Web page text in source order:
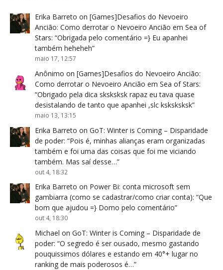
Erika Barreto on [Games]Desafios do Nevoeiro
Ancião: Como derrotar o Nevoeiro Ancião em Sea of
Stars: “Obrigada pelo comentário =} Eu apanhei
também heheheh”
maio 17, 12:57
Anônimo on [Games]Desafios do Nevoeiro Ancião:
Como derrotar o Nevoeiro Ancião em Sea of Stars:
“Obrigado pela dica sksksksk rapaz eu tava quase
desistalando de tanto que apanhei ,slc ksksksksk”
maio 13, 13:15
Erika Barreto on GoT: Winter is Coming – Disparidade
de poder: “Pois é, minhas alianças eram organizadas
também e foi uma das coisas que foi me viciando
também. Mas saí desse…”
out 4, 18:32
Erika Barreto on Power Bi: conta microsoft sem
gambiarra (como se cadastrar/como criar conta): “Que
bom que ajudou =} Domo pelo comentário”
out 4, 18:30
Michael on GoT: Winter is Coming – Disparidade de
poder: “O segredo é ser ousado, mesmo gastando
pouquissimos dólares e estando em 40°+ lugar no
ranking de mais poderosos é…”